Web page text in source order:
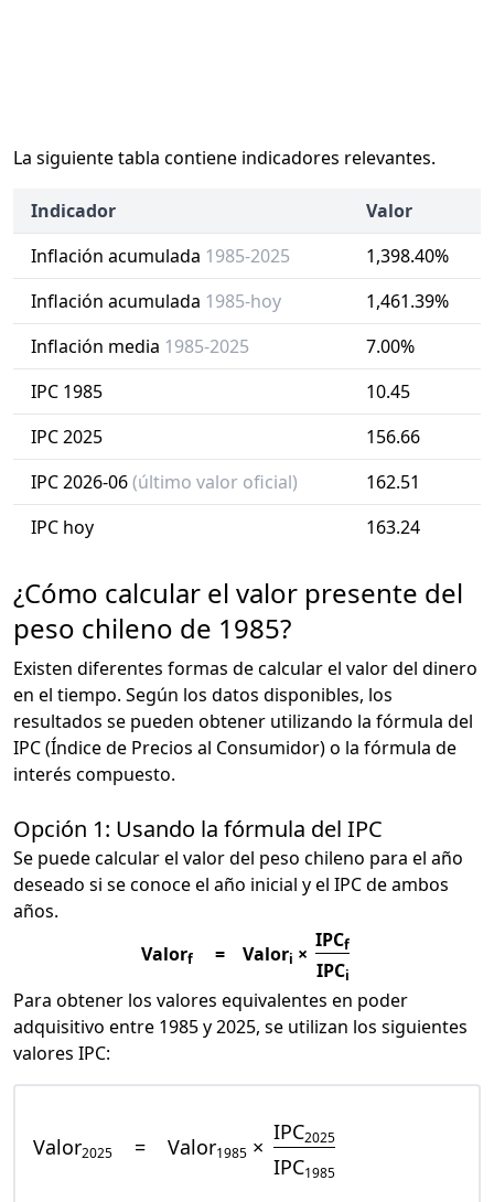
La siguiente tabla contiene indicadores relevantes.
Indicador
Valor
Inflación acumulada 1985-2025
1,398.40%
Inflación acumulada 1985-hoy
1,461.39%
Inflación media 1985-2025
7.00%
IPC 1985
10.45
IPC 2025
156.66
IPC 2026-06(último valor oficial)
162.51
IPC hoy
163.24
¿Cómo calcular el valor presente del
peso chileno de 1985?
Existen diferentes formas de calcular el valor del dinero
en el tiempo. Según los datos disponibles, los
resultados se pueden obtener utilizando la fórmula del
IPC (Índice de Precios al Consumidor) o la fórmula de
interés compuesto.
Opción 1: Usando la fórmula del IPC
Se puede calcular el valor del peso chileno para el año
deseado si se conoce el año inicial y el IPC de ambos
años.
Valorf = Valori ×
IPCf
IPCi
Para obtener los valores equivalentes en poder
adquisitivo entre 1985 y 2025, se utilizan los siguientes
valores IPC:
Valor2025 = Valor1985 ×
IPC2025
IPC1985